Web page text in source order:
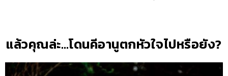
แล้วคุณล่ะ…โดนคีอานูตกหัวใจไปหรือยัง?